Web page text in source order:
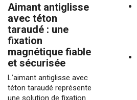
Aimant antiglisse
avec téton
taraudé : une
fixation
magnétique fiable
et sécurisée
L’aimant antiglisse avec
téton taraudé représente
une solution de fixation